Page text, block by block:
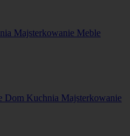
Majsterkowanie Meble
Dom Kuchnia Majsterkowanie